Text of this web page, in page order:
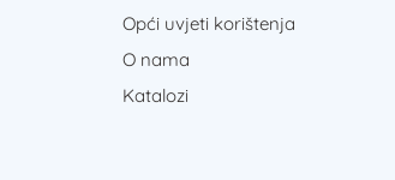
Opći uvjeti korištenja
O nama
Katalozi